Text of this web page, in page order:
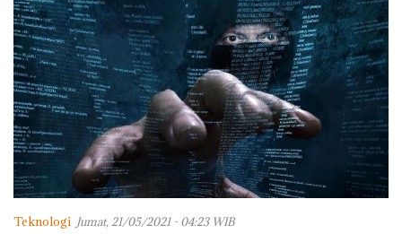
Teknologi Jumat, 21/05/2021 - 04:23 WIB